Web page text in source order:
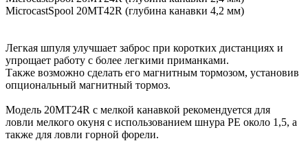
MicrocastSpool 20MT42R (глубина канавки 4,2 мм)
Легкая шпуля улучшает заброс при коротких дистанциях и
упрощает работу с более легкими приманками.
Также возможно сделать его магнитным тормозом, установив
опциональный магнитный тормоз.
Модель 20MT24R с мелкой канавкой рекомендуется для
ловли мелкого окуня с использованием шнура PE около 1,5, а
также для ловли горной форели.